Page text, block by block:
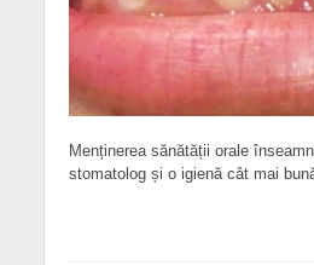
Menținerea sănătății orale
stomatolog și o igienă cât mai